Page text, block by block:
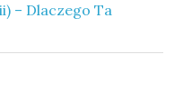
– Dlaczego Ta